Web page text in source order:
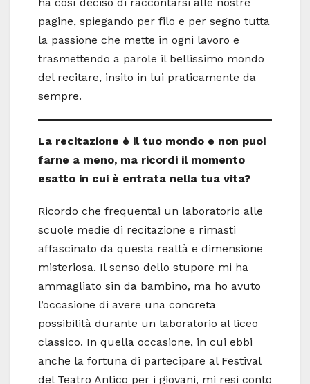
ha così deciso di raccontarsi alle nostre
pagine, spiegando per filo e per segno tutta
la passione che mette in ogni lavoro e
trasmettendo a parole il bellissimo mondo
del recitare, insito in lui praticamente da
sempre.
La recitazione è il tuo mondo e non puoi
farne a meno, ma ricordi il momento
esatto in cui è entrata nella tua vita?
Ricordo che frequentai un laboratorio alle
scuole medie di recitazione e rimasti
affascinato da questa realtà e dimensione
misteriosa. Il senso dello stupore mi ha
ammagliato sin da bambino, ma ho avuto
l’occasione di avere una concreta
possibilità durante un laboratorio al liceo
classico. In quella occasione, in cui ebbi
anche la fortuna di partecipare al Festival
del Teatro Antico per i giovani, mi resi conto